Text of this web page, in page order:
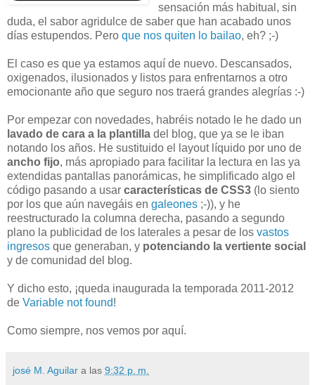
sensación más habitual, sin
duda, el sabor agridulce de saber que han acabado unos
días estupendos. Pero que nos quiten lo bailao, eh? ;-)
El caso es que ya estamos aquí de nuevo. Descansados,
oxigenados, ilusionados y listos para enfrentarnos a otro
emocionante año que seguro nos traerá grandes alegrías :-)
Por empezar con novedades, habréis notado le he dado un
lavado de cara a la plantilla del blog, que ya se le iban
notando los años. He sustituido el layout líquido por uno de
ancho fijo, más apropiado para facilitar la lectura en las ya
extendidas pantallas panorámicas, he simplificado algo el
código pasando a usar características de CSS3 (lo siento
por los que aún navegáis en galeones ;-)), y he
reestructurado la columna derecha, pasando a segundo
plano la publicidad de los laterales a pesar de los vastos
ingresos que generaban, y potenciando la vertiente social
y de comunidad del blog.
Y dicho esto, ¡queda inaugurada la temporada 2011-2012
de Variable not found!
Como siempre, nos vemos por aquí.
josé M. Aguilar a las 9:32 p. m.